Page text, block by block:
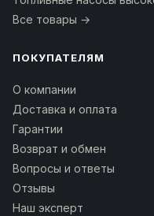
Все товары →
ПОКУПАТЕЛЯМ
О компании
Доставка и оплата
Гарантии
Возврат и обмен
Вопросы и ответы
Отзывы
Наш эксперт